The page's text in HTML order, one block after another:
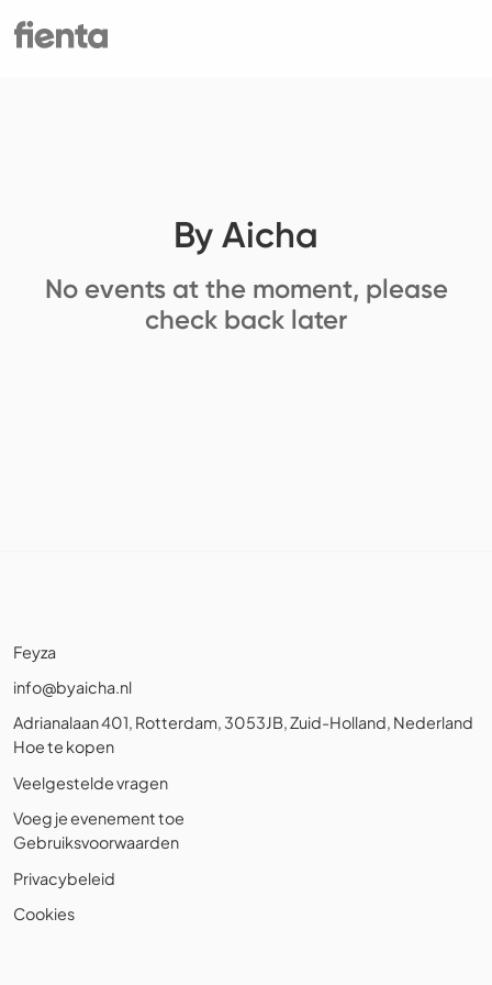
By Aicha
No events at the moment, please
check back later
Feyza
info@byaicha.nl
Adrianalaan 401, Rotterdam, 3053JB, Zuid-Holland, Nederland
Hoe te kopen
Veelgestelde vragen
Voeg je evenement toe
Gebruiksvoorwaarden
Privacybeleid
Cookies